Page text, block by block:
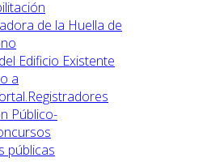
de la Huella de
Edificio Existente
a
Público-
públicas